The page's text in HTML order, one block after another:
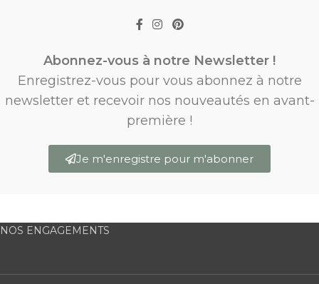
Abonnez-vous à notre Newsletter !
Enregistrez-vous pour vous abonnez à notre
newsletter et recevoir nos nouveautés en avant-
première !
Je m'enregistre pour m'abonner
NOS ENGAGEMENTS